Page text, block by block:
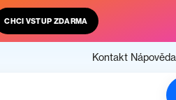
CHCI VSTUP ZDARMA
Kontakt Nápověda